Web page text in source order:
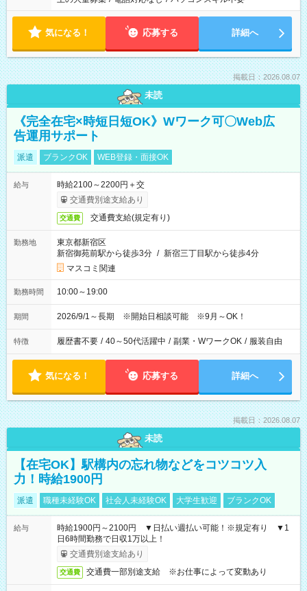
気になる！ 応募する 詳細へ
掲載日：2026.08.07
未読
《完全在宅×時短日短OK》Wワーク可〇Web広
告運用サポート
派遣 ブランクOK WEB登録・面接OK
給与
時給2100～2200円＋交
交通費別途支給あり
交通費 交通費支給(規定有り)
勤務地
東京都新宿区
新宿御苑前駅から徒歩3分 / 新宿三丁目駅から徒歩4分
マスコミ関連
勤務時間 10:00～19:00
期間 2026/9/1～長期 ※開始日相談可能 ※9月～OK！
特徴 履歴書不要 / 40～50代活躍中 / 副業・WワークOK / 服装自由
気になる！ 応募する 詳細へ
掲載日：2026.08.07
未読
【在宅OK】駅構内の忘れ物などをコツコツ入
力！時給1900円
派遣 職種未経験OK 社会人未経験OK 大学生歓迎 ブランクOK
給与
時給1900円～2100円 ▼日払い週払い可能！※規定有り ▼1
日6時間勤務で日収1万以上！
交通費別途支給あり
交通費 交通費一部別途支給 ※お仕事によって変動あり